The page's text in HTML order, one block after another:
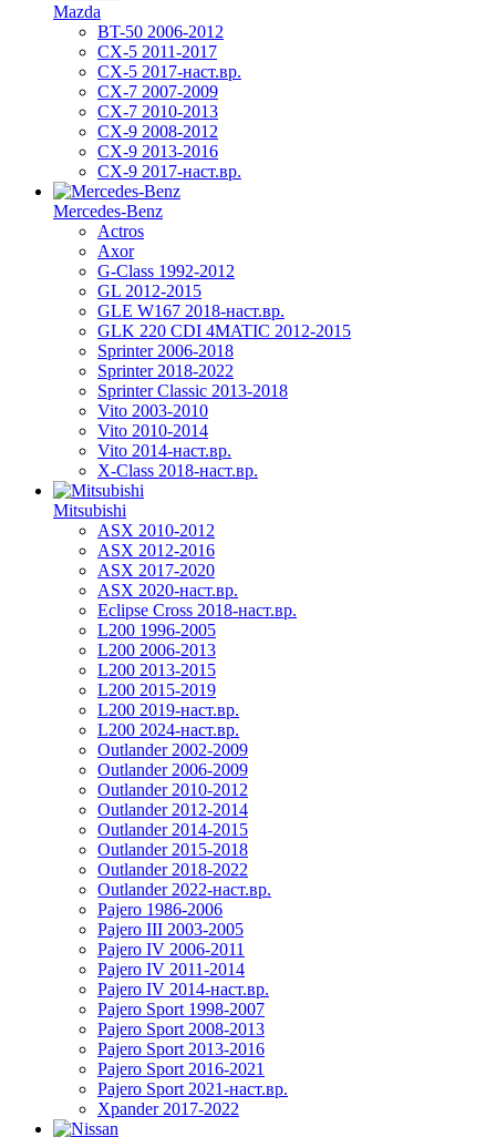
Mazda
BT-50 2006-2012
CX-5 2011-2017
CX-5 2017-наст.вр.
CX-7 2007-2009
CX-7 2010-2013
CX-9 2008-2012
CX-9 2013-2016
CX-9 2017-наст.вр.
Mercedes-Benz
Actros
Axor
G-Class 1992-2012
GL 2012-2015
GLE W167 2018-наст.вр.
GLK 220 CDI 4MATIC 2012-2015
Sprinter 2006-2018
Sprinter 2018-2022
Sprinter Classic 2013-2018
Vito 2003-2010
Vito 2010-2014
Vito 2014-наст.вр.
X-Class 2018-наст.вр.
Mitsubishi
ASX 2010-2012
ASX 2012-2016
ASX 2017-2020
ASX 2020-наст.вр.
Eclipse Cross 2018-наст.вр.
L200 1996-2005
L200 2006-2013
L200 2013-2015
L200 2015-2019
L200 2019-наст.вр.
L200 2024-наст.вр.
Outlander 2002-2009
Outlander 2006-2009
Outlander 2010-2012
Outlander 2012-2014
Outlander 2014-2015
Outlander 2015-2018
Outlander 2018-2022
Outlander 2022-наст.вр.
Pajero 1986-2006
Pajero III 2003-2005
Pajero IV 2006-2011
Pajero IV 2011-2014
Pajero IV 2014-наст.вр.
Pajero Sport 1998-2007
Pajero Sport 2008-2013
Pajero Sport 2013-2016
Pajero Sport 2016-2021
Pajero Sport 2021-наст.вр.
Xpander 2017-2022